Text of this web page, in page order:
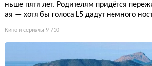
ньше пяти лет. Родителям придётся
ая — хотя бы голоса L5 дадут немного
Кино и сериалы 9 710